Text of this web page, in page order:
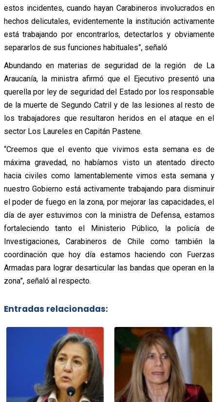
estos incidentes, cuando hayan Carabineros involucrados en
hechos delicutales, evidentemente la institución activamente
está trabajando por encontrarlos, detectarlos y obviamente
separarlos de sus funciones habituales”, señaló
Abundando en materias de seguridad de la región de La
Araucanía, la ministra afirmó que el Ejecutivo presentó una
querella por ley de seguridad del Estado por los responsable
de la muerte de Segundo Catril y de las lesiones al resto de
los trabajadores que resultaron heridos en el ataque en el
sector Los Laureles en Capitán Pastene.
“Creemos que el evento que vivimos esta semana es de
máxima gravedad, no habíamos visto un atentado directo
hacia civiles como lamentablemente vimos esta semana y
nuestro Gobierno está activamente trabajando para disminuir
el poder de fuego en la zona, por mejorar las capacidades, el
día de ayer estuvimos con la ministra de Defensa, estamos
fortaleciendo tanto el Ministerio Público, la policía de
Investigaciones, Carabineros de Chile como también la
coordinación que hoy día estamos haciendo con Fuerzas
Armadas para lograr desarticular las bandas que operan en la
zona”, señaló al respecto.
Entradas relacionadas: